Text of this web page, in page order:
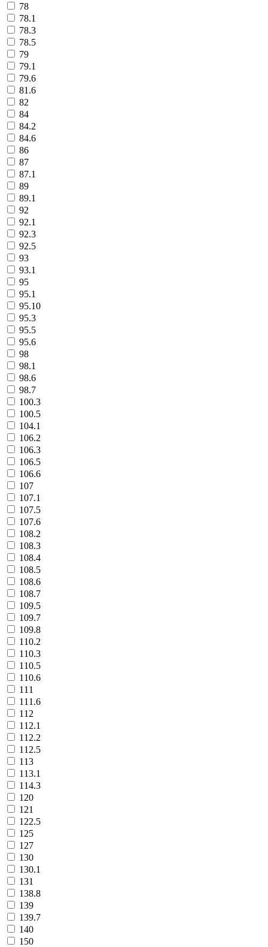
78
78.1
78.3
78.5
79
79.1
79.6
81.6
82
84
84.2
84.6
86
87
87.1
89
89.1
92
92.1
92.3
92.5
93
93.1
95
95.1
95.10
95.3
95.5
95.6
98
98.1
98.6
98.7
100.3
100.5
104.1
106.2
106.3
106.5
106.6
107
107.1
107.5
107.6
108.2
108.3
108.4
108.5
108.6
108.7
109.5
109.7
109.8
110.2
110.3
110.5
110.6
111
111.6
112
112.1
112.2
112.5
113
113.1
114.3
120
121
122.5
125
127
130
130.1
131
138.8
139
139.7
140
150